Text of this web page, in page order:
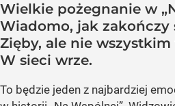
Wielkie pożegnanie w
Wiadomo, jak zakończy
Zięby, ale nie
W sieci wrze.
To będzie jeden z najbardziej